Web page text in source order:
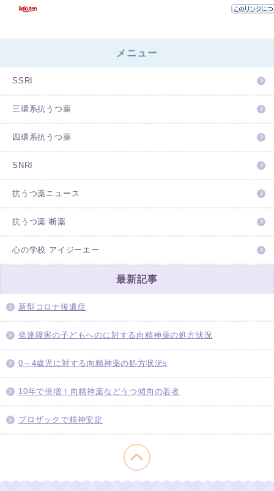
メニュー
SSRI
三環系抗うつ薬
四環系抗うつ薬
SNRI
抗うつ薬ニュース
抗うつ薬 断薬
心の学校 アイジーエー
最新記事
新型コロナ後遺症
発達障害の子どもへのに対する向精神薬の処方状況
0～4歳児に対する向精神薬の処方状況s
10年で倍増！向精神薬などうつ傾向の若者
プロザックで精神安定